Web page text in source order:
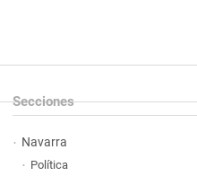
Secciones
Navarra
Política